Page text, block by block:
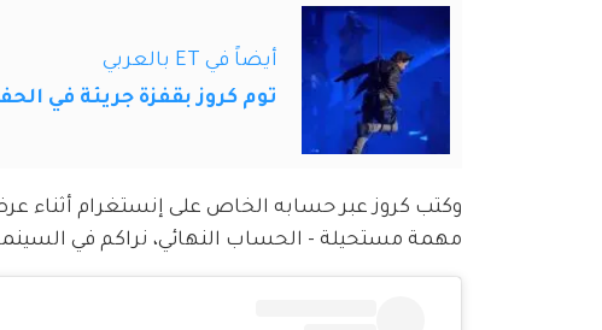
أيضاً في ET بالعربي
توم كروز بقفزة جريئة في
وكتب كروز عبر حسابه الخاص على إنستغرام أثناء
مهمة مستحيلة - الحساب النهائي، نراكم في السينما في 23 مايو